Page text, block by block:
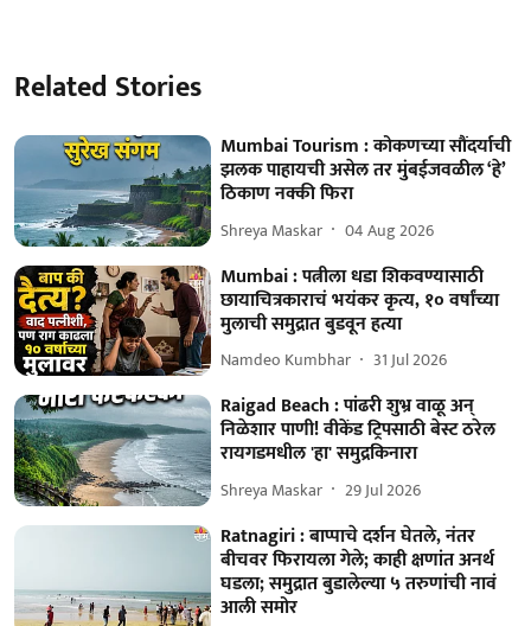
Related Stories
Mumbai Tourism : कोकणच्या सौंदर्याची
झलक पाहायची असेल तर मुंबईजवळील ‘हे’
ठिकाण नक्की फिरा
Shreya Maskar 04 Aug 2026
Mumbai : पत्नीला धडा शिकवण्यासाठी
छायाचित्रकाराचं भयंकर कृत्य, १० वर्षांच्या
मुलाची समुद्रात बुडवून हत्या
Namdeo Kumbhar 31 Jul 2026
Raigad Beach : पांढरी शुभ्र वाळू अन्
निळेशार पाणी! वीकेंड ट्रिपसाठी बेस्ट ठरेल
रायगडमधील 'हा' समुद्रकिनारा
Shreya Maskar 29 Jul 2026
Ratnagiri : बाप्पाचे दर्शन घेतले, नंतर
बीचवर फिरायला गेले; काही क्षणांत अनर्थ
घडला; समुद्रात बुडालेल्या ५ तरुणांची नावं
आली समोर